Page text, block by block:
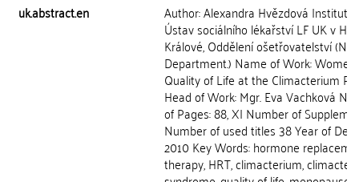
uk.abstract.en
Author: Alexandra Hvězdová
Ústav sociálního lékařství LF UK v
Králové, Oddělení ošetřovatelství
Department.) Name of Work: Women
Quality of Life at the Climacterium
Head of Work: Mgr. Eva Vachková
of Pages: 88, XI Number of
Number of used titles 38 Year of
2010 Key Words: hormone
therapy, HRT, climacterium,